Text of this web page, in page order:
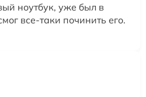
ноутбук, уже был в
все-таки починить его.